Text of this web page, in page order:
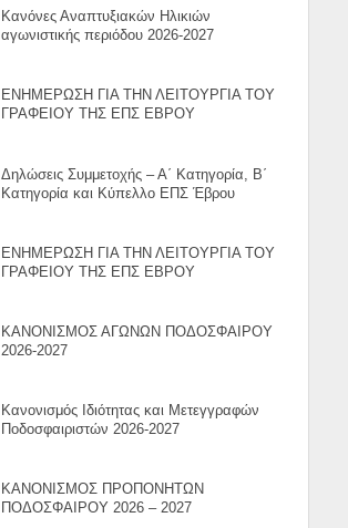
Κανόνες Αναπτυξιακών Ηλικιών
αγωνιστικής περιόδου 2026-2027
ΕΝΗΜΕΡΩΣΗ ΓΙΑ ΤΗΝ ΛΕΙΤΟΥΡΓΙΑ ΤΟΥ
ΓΡΑΦΕΙΟΥ ΤΗΣ ΕΠΣ ΕΒΡΟΥ
Δηλώσεις Συμμετοχής – Α΄ Κατηγορία, Β΄
Κατηγορία και Κύπελλο ΕΠΣ Έβρου
ΕΝΗΜΕΡΩΣΗ ΓΙΑ ΤΗΝ ΛΕΙΤΟΥΡΓΙΑ ΤΟΥ
ΓΡΑΦΕΙΟΥ ΤΗΣ ΕΠΣ ΕΒΡΟΥ
ΚΑΝΟΝΙΣΜΟΣ ΑΓΩΝΩΝ ΠΟΔΟΣΦΑΙΡΟΥ
2026-2027
Κανονισμός Ιδιότητας και Μετεγγραφών
Ποδοσφαιριστών 2026-2027
ΚΑΝΟΝΙΣΜΟΣ ΠΡΟΠΟΝΗΤΩΝ
ΠΟΔΟΣΦΑΙΡΟΥ 2026 – 2027